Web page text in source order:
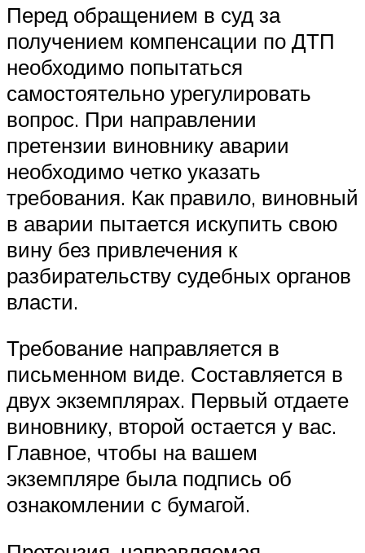
Перед обращением в суд за
получением компенсации по ДТП
необходимо попытаться
самостоятельно урегулировать
вопрос. При направлении
претензии виновнику аварии
необходимо четко указать
требования. Как правило, виновный
в аварии пытается искупить свою
вину без привлечения к
разбирательству судебных органов
власти.
Требование направляется в
письменном виде. Составляется в
двух экземплярах. Первый отдаете
виновнику, второй остается у вас.
Главное, чтобы на вашем
экземпляре была подпись об
ознакомлении с бумагой.